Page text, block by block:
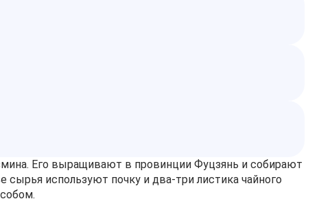
Его выращивают в провинции Фуцзянь и собирают
используют почку и два-три листика чайного